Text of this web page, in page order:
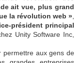
ait vue, plus grand
la révolution web »
président principal
Unity Software Inc,
permettre aux gens de